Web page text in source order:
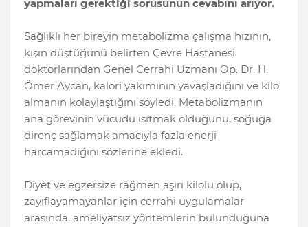
yapmaları gerektiği sorusunun cevabını arıyor.
Sağlıklı her bireyin metabolizma çalışma hızının,
kışın düştüğünü belirten Çevre Hastanesi
doktorlarından Genel Cerrahi Uzmanı Op. Dr. H.
Ömer Aycan, kalori yakımının yavaşladığını ve kilo
almanın kolaylaştığını söyledi. Metabolizmanın
ana görevinin vücudu ısıtmak olduğunu, soğuğa
direnç sağlamak amacıyla fazla enerji
harcamadığını sözlerine ekledi.
Diyet ve egzersize rağmen aşırı kilolu olup,
zayıflayamayanlar için cerrahi uygulamalar
arasında, ameliyatsız yöntemlerin bulunduğuna